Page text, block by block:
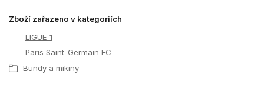
Zboží zařazeno v kategoriích
LIGUE 1
Paris Saint-Germain FC
Bundy a mikiny